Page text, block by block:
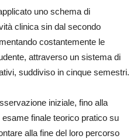
uno schema di
clinica sin dal secondo
costantemente le
attraverso un sistema di
suddiviso in cinque semestri.
iniziale, fino alla
finale teorico pratico su
alla fine del loro percorso